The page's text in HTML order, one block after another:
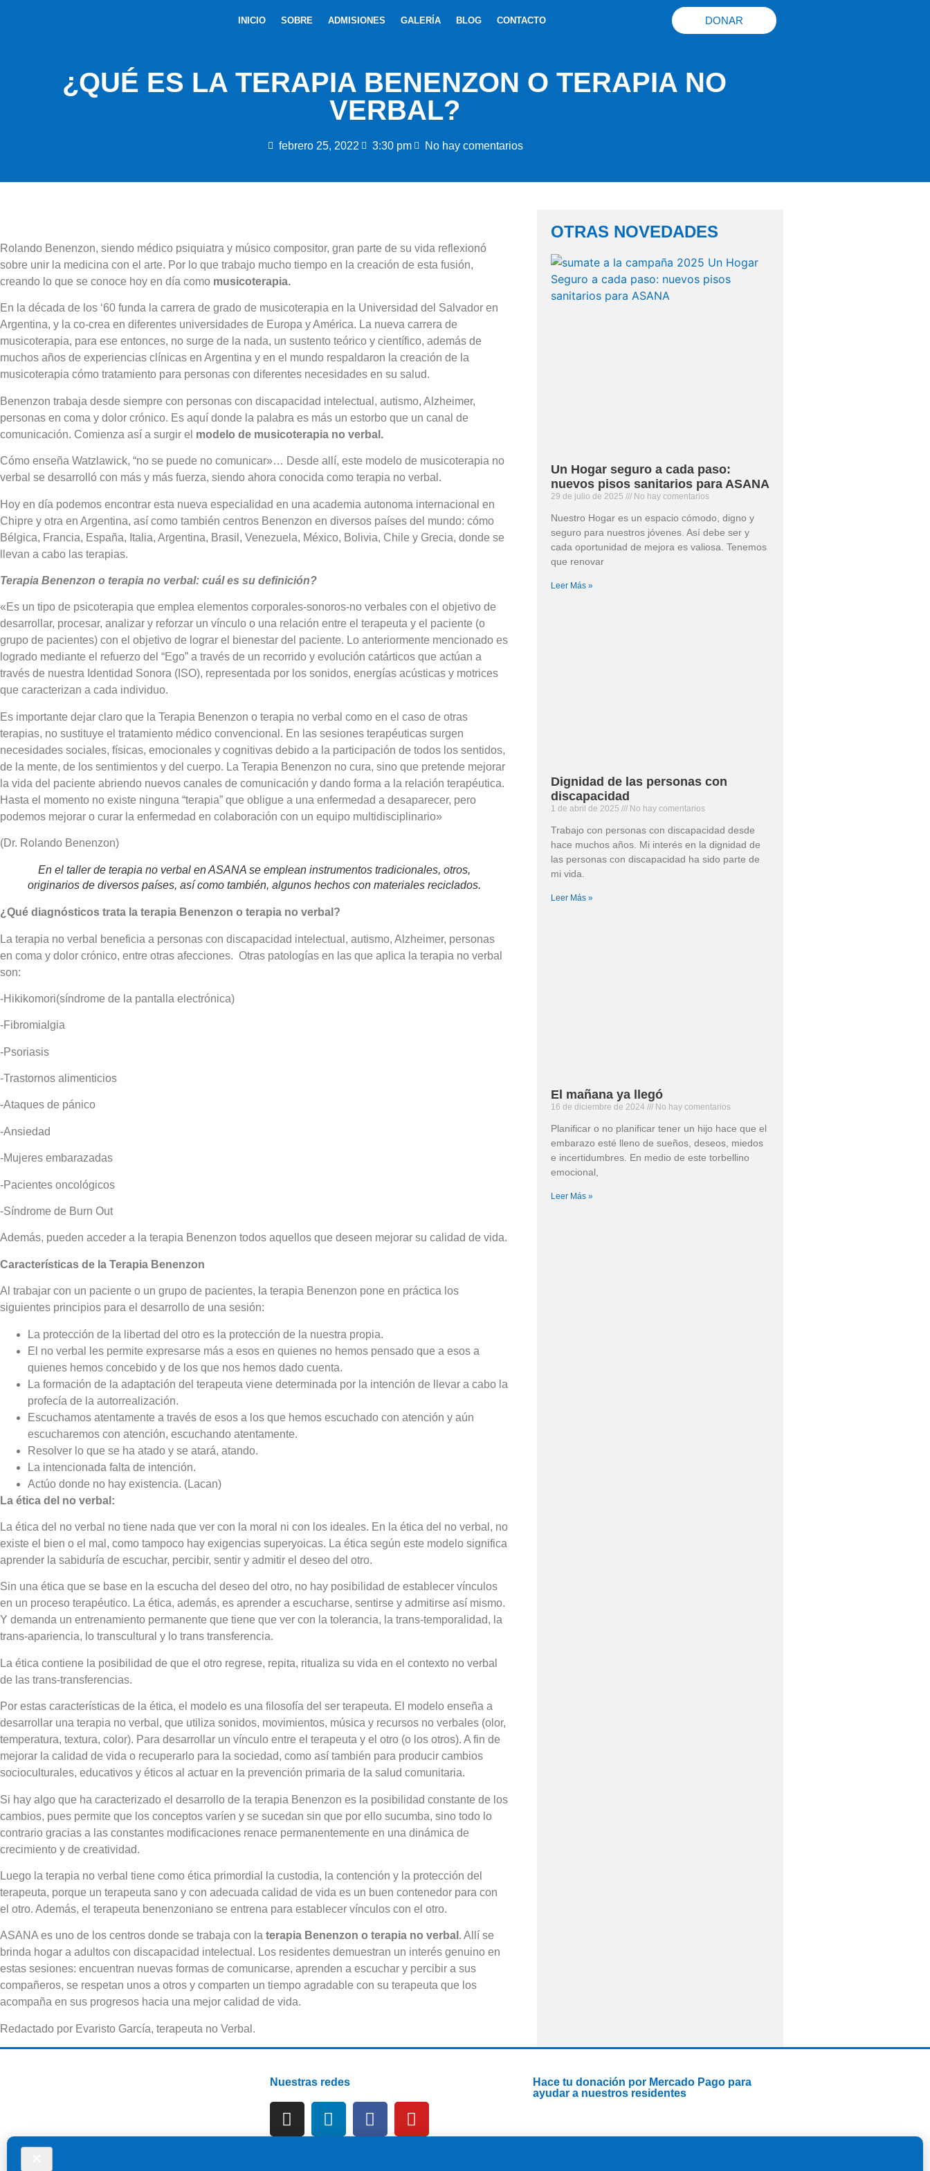
INICIO SOBRE ADMISIONES GALERÍA BLOG CONTACTO DONAR
¿QUÉ ES LA TERAPIA BENENZON O TERAPIA NO
VERBAL?
febrero 25, 2022 3:30 pm No hay comentarios
Rolando Benenzon, siendo médico psiquiatra y músico compositor, gran parte de su vida reflexionó
sobre unir la medicina con el arte. Por lo que trabajo mucho tiempo en la creación de esta fusión,
creando lo que se conoce hoy en día como musicoterapia.
En la década de los ‘60 funda la carrera de grado de musicoterapia en la Universidad del Salvador en
Argentina, y la co-crea en diferentes universidades de Europa y América. La nueva carrera de
musicoterapia, para ese entonces, no surge de la nada, un sustento teórico y científico, además de
muchos años de experiencias clínicas en Argentina y en el mundo respaldaron la creación de la
musicoterapia cómo tratamiento para personas con diferentes necesidades en su salud.
Benenzon trabaja desde siempre con personas con discapacidad intelectual, autismo, Alzheimer,
personas en coma y dolor crónico. Es aquí donde la palabra es más un estorbo que un canal de
comunicación. Comienza así a surgir el modelo de musicoterapia no verbal.
Cómo enseña Watzlawick, “no se puede no comunicar»… Desde allí, este modelo de musicoterapia no
verbal se desarrolló con más y más fuerza, siendo ahora conocida como terapia no verbal.
Hoy en día podemos encontrar esta nueva especialidad en una academia autonoma internacional en
Chipre y otra en Argentina, así como también centros Benenzon en diversos países del mundo: cómo
Bélgica, Francia, España, Italia, Argentina, Brasil, Venezuela, México, Bolivia, Chile y Grecia, donde se
llevan a cabo las terapias.
Terapia Benenzon o terapia no verbal: cuál es su definición?
«Es un tipo de psicoterapia que emplea elementos corporales-sonoros-no verbales con el objetivo de
desarrollar, procesar, analizar y reforzar un vínculo o una relación entre el terapeuta y el paciente (o
grupo de pacientes) con el objetivo de lograr el bienestar del paciente. Lo anteriormente mencionado es
logrado mediante el refuerzo del “Ego” a través de un recorrido y evolución catárticos que actúan a
través de nuestra Identidad Sonora (ISO), representada por los sonidos, energías acústicas y motrices
que caracterizan a cada individuo.
Es importante dejar claro que la Terapia Benenzon o terapia no verbal como en el caso de otras
terapias, no sustituye el tratamiento médico convencional. En las sesiones terapéuticas surgen
necesidades sociales, físicas, emocionales y cognitivas debido a la participación de todos los sentidos,
de la mente, de los sentimientos y del cuerpo. La Terapia Benenzon no cura, sino que pretende mejorar
la vida del paciente abriendo nuevos canales de comunicación y dando forma a la relación terapéutica.
Hasta el momento no existe ninguna “terapia” que obligue a una enfermedad a desaparecer, pero
podemos mejorar o curar la enfermedad en colaboración con un equipo multidisciplinario»
(Dr. Rolando Benenzon)
En el taller de terapia no verbal en ASANA se emplean instrumentos tradicionales, otros,
originarios de diversos países, así como también, algunos hechos con materiales reciclados.
¿Qué diagnósticos trata la terapia Benenzon o terapia no verbal?
La terapia no verbal beneficia a personas con discapacidad intelectual, autismo, Alzheimer, personas
en coma y dolor crónico, entre otras afecciones. Otras patologías en las que aplica la terapia no verbal
son:
-Hikikomori(síndrome de la pantalla electrónica)
-Fibromialgia
-Psoriasis
-Trastornos alimenticios
-Ataques de pánico
-Ansiedad
-Mujeres embarazadas
-Pacientes oncológicos
-Síndrome de Burn Out
Además, pueden acceder a la terapia Benenzon todos aquellos que deseen mejorar su calidad de vida.
Características de la Terapia Benenzon
Al trabajar con un paciente o un grupo de pacientes, la terapia Benenzon pone en práctica los
siguientes principios para el desarrollo de una sesión:
La protección de la libertad del otro es la protección de la nuestra propia.
El no verbal les permite expresarse más a esos en quienes no hemos pensado que a esos a
quienes hemos concebido y de los que nos hemos dado cuenta.
La formación de la adaptación del terapeuta viene determinada por la intención de llevar a cabo la
profecía de la autorrealización.
Escuchamos atentamente a través de esos a los que hemos escuchado con atención y aún
escucharemos con atención, escuchando atentamente.
Resolver lo que se ha atado y se atará, atando.
La intencionada falta de intención.
Actúo donde no hay existencia. (Lacan)
La ética del no verbal:
La ética del no verbal no tiene nada que ver con la moral ni con los ideales. En la ética del no verbal, no
existe el bien o el mal, como tampoco hay exigencias superyoicas. La ética según este modelo significa
aprender la sabiduría de escuchar, percibir, sentir y admitir el deseo del otro.
Sin una ética que se base en la escucha del deseo del otro, no hay posibilidad de establecer vínculos
en un proceso terapéutico. La ética, además, es aprender a escucharse, sentirse y admitirse así mismo.
Y demanda un entrenamiento permanente que tiene que ver con la tolerancia, la trans-temporalidad, la
trans-apariencia, lo transcultural y lo trans transferencia.
La ética contiene la posibilidad de que el otro regrese, repita, ritualiza su vida en el contexto no verbal
de las trans-transferencias.
Por estas características de la ética, el modelo es una filosofía del ser terapeuta. El modelo enseña a
desarrollar una terapia no verbal, que utiliza sonidos, movimientos, música y recursos no verbales (olor,
temperatura, textura, color). Para desarrollar un vínculo entre el terapeuta y el otro (o los otros). A fin de
mejorar la calidad de vida o recuperarlo para la sociedad, como así también para producir cambios
socioculturales, educativos y éticos al actuar en la prevención primaria de la salud comunitaria.
Si hay algo que ha caracterizado el desarrollo de la terapia Benenzon es la posibilidad constante de los
cambios, pues permite que los conceptos varíen y se sucedan sin que por ello sucumba, sino todo lo
contrario gracias a las constantes modificaciones renace permanentemente en una dinámica de
crecimiento y de creatividad.
Luego la terapia no verbal tiene como ética primordial la custodia, la contención y la protección del
terapeuta, porque un terapeuta sano y con adecuada calidad de vida es un buen contenedor para con
el otro. Además, el terapeuta benenzoniano se entrena para establecer vínculos con el otro.
ASANA es uno de los centros donde se trabaja con la terapia Benenzon o terapia no verbal . Allí se
brinda hogar a adultos con discapacidad intelectual. Los residentes demuestran un interés genuino en
estas sesiones: encuentran nuevas formas de comunicarse, aprenden a escuchar y percibir a sus
compañeros, se respetan unos a otros y comparten un tiempo agradable con su terapeuta que los
acompaña en sus progresos hacia una mejor calidad de vida.
Redactado por Evaristo García, terapeuta no Verbal.
OTRAS NOVEDADES
Un Hogar seguro a cada paso:
nuevos pisos sanitarios para ASANA
29 de julio de 2025 No hay comentarios
Nuestro Hogar es un espacio cómodo, digno y
seguro para nuestros jóvenes. Así debe ser y
cada oportunidad de mejora es valiosa. Tenemos
que renovar
Leer Más »
Dignidad de las personas con
discapacidad
1 de abril de 2025 No hay comentarios
Trabajo con personas con discapacidad desde
hace muchos años. Mi interés en la dignidad de
las personas con discapacidad ha sido parte de
mi vida.
Leer Más »
El mañana ya llegó
16 de diciembre de 2024 No hay comentarios
Planificar o no planificar tener un hijo hace que el
embarazo esté lleno de sueños, deseos, miedos
e incertidumbres. En medio de este torbellino
emocional,
Leer Más »
Nuestras redes
Hace tu donación por Mercado Pago para
ayudar a nuestros residentes